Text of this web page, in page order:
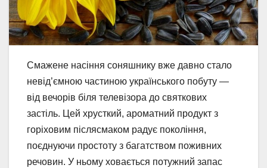
Смажене насіння соняшнику вже давно стало
невід’ємною частиною українського побуту —
від вечорів біля телевізора до святкових
застіль. Цей хрусткий, ароматний продукт з
горіховим післясмаком радує покоління,
поєднуючи простоту з багатством поживних
речовин. У ньому ховається потужний запас